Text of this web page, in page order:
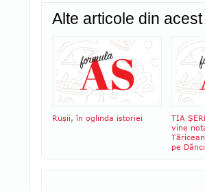
Alte articole din
Ruşii, în oglinda istoriei
TIA
vine
pe